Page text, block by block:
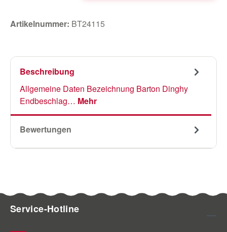
Artikelnummer: BT24115
Beschreibung
Allgemeine Daten Bezeichnung Barton Dinghy
Endbeschlag… Mehr
Bewertungen
Service-Hotline